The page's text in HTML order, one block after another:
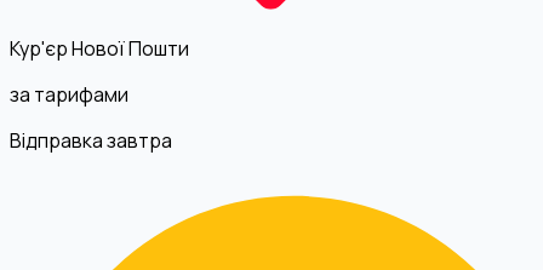
Кур'єр Нової Пошти
за тарифами
Відправка завтра